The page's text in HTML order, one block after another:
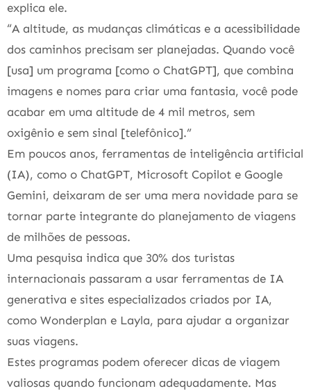
explica ele.
“A altitude, as mudanças climáticas e a acessibilidade
dos caminhos precisam ser planejadas. Quando você
[usa] um programa [como o ChatGPT], que combina
imagens e nomes para criar uma fantasia, você pode
acabar em uma altitude de 4 mil metros, sem
oxigênio e sem sinal [telefônico].”
Em poucos anos, ferramentas de inteligência artificial
(IA), como o ChatGPT, Microsoft Copilot e Google
Gemini, deixaram de ser uma mera novidade para se
tornar parte integrante do planejamento de viagens
de milhões de pessoas.
Uma pesquisa indica que 30% dos turistas
internacionais passaram a usar ferramentas de IA
generativa e sites especializados criados por IA,
como Wonderplan e Layla, para ajudar a organizar
suas viagens.
Estes programas podem oferecer dicas de viagem
valiosas quando funcionam adequadamente. Mas